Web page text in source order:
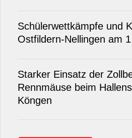
Schülerwettkämpfe und
Ostfildern‑Nellingen am
Starker Einsatz der
Rennmäuse beim
Köngen